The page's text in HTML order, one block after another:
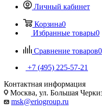
Личный кабинет
Корзина0
Избранные товары0
Сравнение товаров0
+7 (495) 225-57-21
Контактная информация
Москва, ул. Большая
msk@eriogroup.ru